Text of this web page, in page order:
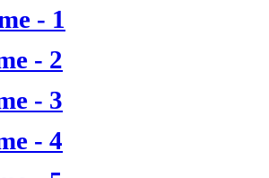
- 1
- 2
- 3
- 4